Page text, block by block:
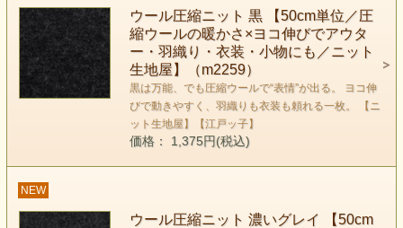
ウール圧縮ニット 黒 【50cm単位／圧
縮ウールの暖かさ×ヨコ伸びでアウタ
ー・羽織り・衣装・小物にも／ニット
生地屋】（m2259）
黒は万能、でも圧縮ウールで“表情”が出る。 ヨコ伸
びで動きやすく、羽織りも衣装も頼れる一枚。 【ニ
ット生地屋】【江戸ッ子】
価格： 1,375円(税込)
NEW
ウール圧縮ニット 濃いグレイ 【50cm